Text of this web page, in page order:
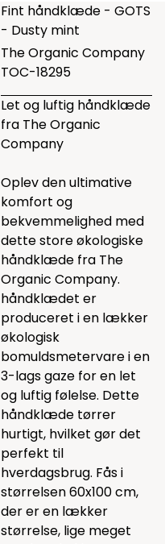
Fint håndklæde - GOTS
- Dusty mint
The Organic Company
TOC-18295
Let og luftig håndklæde
fra The Organic
Company
Oplev den ultimative
komfort og
bekvemmelighed med
dette store økologiske
håndklæde fra The
Organic Company.
håndklædet er
produceret i en lækker
økologisk
bomuldsmetervare i en
3-lags gaze for en let
og luftig følelse. Dette
håndklæde tørrer
hurtigt, hvilket gør det
perfekt til
hverdagsbrug. Fås i
størrelsen 60x100 cm,
der er en lækker
størrelse, lige meget